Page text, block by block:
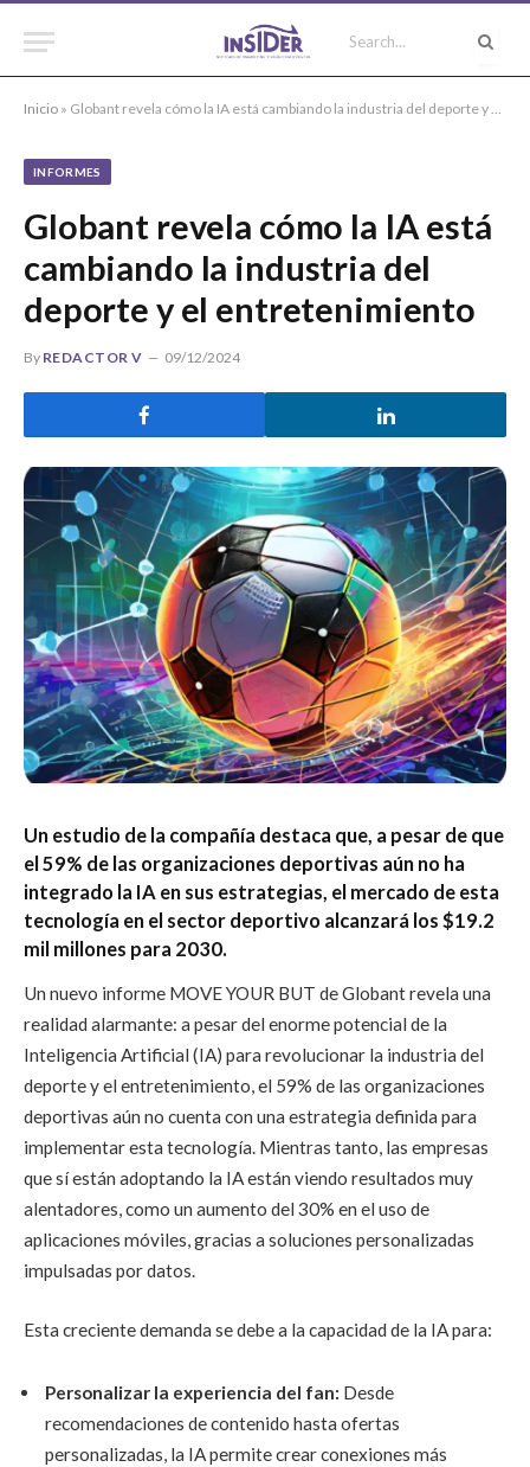
Inicio » Globant revela cómo la IA está cambiando la industria del deporte y el entretenimiento
INFORMES
Globant revela cómo la IA está
cambiando la industria del
deporte y el entretenimiento
By REDACTOR V 09/12/2024
Un estudio de la compañía destaca que, a pesar de que
el 59% de las organizaciones deportivas aún no ha
integrado la IA en sus estrategias, el mercado de esta
tecnología en el sector deportivo alcanzará los $19.2
mil millones para 2030.
Un nuevo informe MOVE YOUR BUT de Globant revela una
realidad alarmante: a pesar del enorme potencial de la
Inteligencia Artificial (IA) para revolucionar la industria del
deporte y el entretenimiento, el 59% de las organizaciones
deportivas aún no cuenta con una estrategia definida para
implementar esta tecnología. Mientras tanto, las empresas
que sí están adoptando la IA están viendo resultados muy
alentadores, como un aumento del 30% en el uso de
aplicaciones móviles, gracias a soluciones personalizadas
impulsadas por datos.
Esta creciente demanda se debe a la capacidad de la IA para:
Personalizar la experiencia del fan: Desde
recomendaciones de contenido hasta ofertas
personalizadas, la IA permite crear conexiones más